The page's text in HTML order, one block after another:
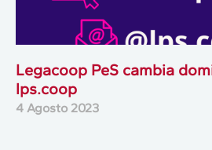
Legacoop PeS cambia
lps.coop
4 Agosto 2023